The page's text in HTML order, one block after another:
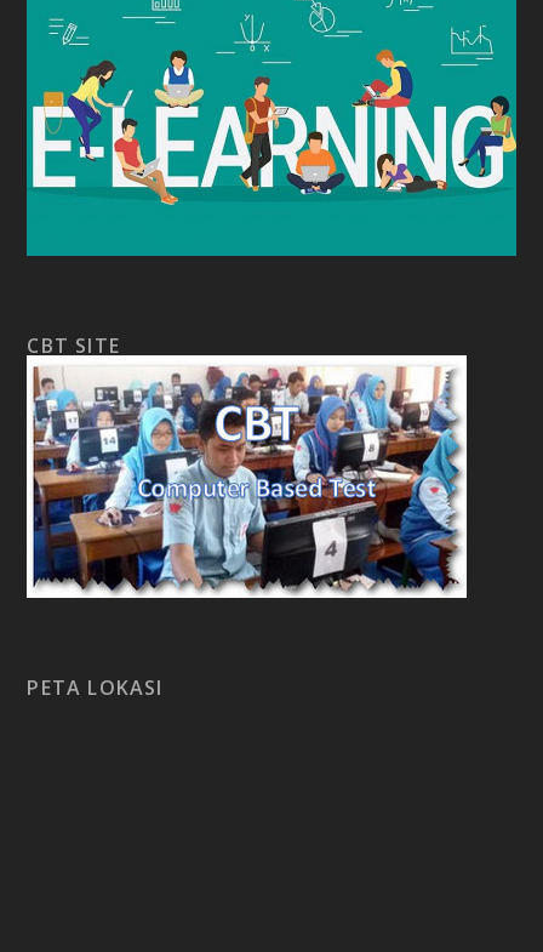
CBT SITE
PETA LOKASI